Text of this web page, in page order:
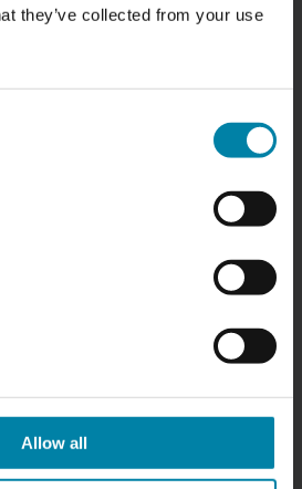
they’ve collected from your use
Allow all
på storlek och typ av fälg,
fälgreparationstjänster som vi
PRIS
hjul
1 995,00 kr
1 395,00 kr
PRIS
det krävs för att utföra reparationen
995,00 kr